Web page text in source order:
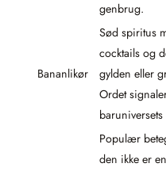
genbrug.
Bananlikør
Sød spiritus
cocktails og
gylden eller
Ordet
Populær
den ikke er